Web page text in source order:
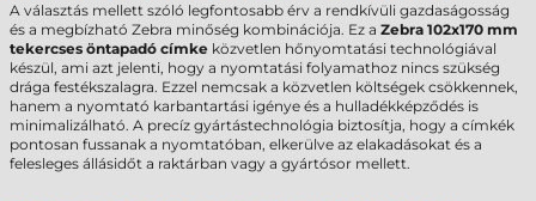
A választás mellett szóló legfontosabb érv a rendkívüli gazdaságosság
és a megbízható Zebra minőség kombinációja. Ez a Zebra 102x170 mm
tekercses öntapadó címke közvetlen hőnyomtatási technológiával
készül, ami azt jelenti, hogy a nyomtatási folyamathoz nincs szükség
drága festékszalagra. Ezzel nemcsak a közvetlen költségek csökkennek,
hanem a nyomtató karbantartási igénye és a hulladékképződés is
minimalizálható. A precíz gyártástechnológia biztosítja, hogy a címkék
pontosan fussanak a nyomtatóban, elkerülve az elakadásokat és a
felesleges állásidőt a raktárban vagy a gyártósor mellett.